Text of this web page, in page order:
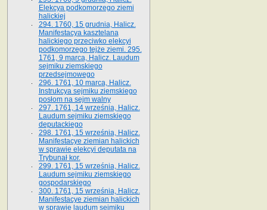
Elekcya podkomorzego ziemi
halickiej
294. 1760, 15 grudnia, Halicz.
Manifestacya kasztelana
halickiego przeciwko elekcyi
podkomorzego tejże ziemi. 295.
1761, 9 marca, Halicz. Laudum
sejmiku ziemskiego
przedsejmowego
296. 1761, 10 marca, Halicz.
Instrukcya sejmiku ziemskiego
posłom na sejm walny
297. 1761, 14 września, Halicz.
Laudum sejmiku ziemskiego
deputackiego
298. 1761, 15 września, Halicz.
Manifestacye ziemian halickich
w sprawie elekcyi deputata na
Trybunał kor.
299. 1761, 15 września, Halicz.
Laudum sejmiku ziemskiego
gospodarskiego
300. 1761, 15 września, Halicz.
Manifestacye ziemian halickich
w sprawie laudum sejmiku